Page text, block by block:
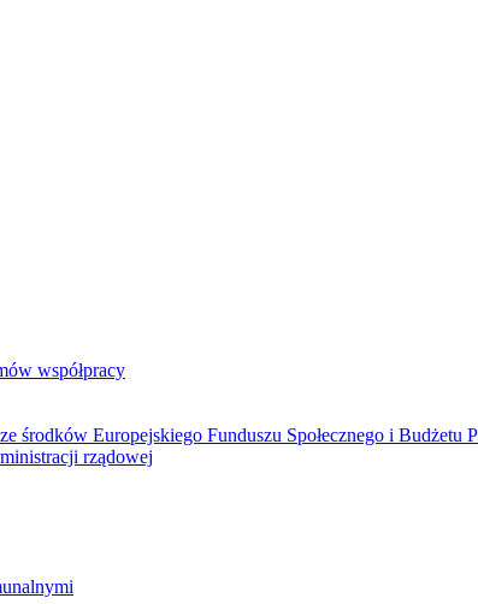
współpracy
środków Europejskiego Funduszu Społecznego i Budżetu
rządowej